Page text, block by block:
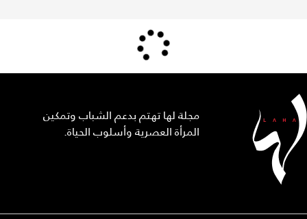
مجلة لها تهتم بدعم الشباب وتمكين
المرأة العصرية وأسلوب الحياة.